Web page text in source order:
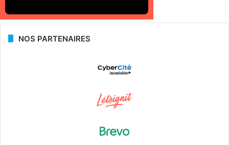
NOS PARTENAIRES